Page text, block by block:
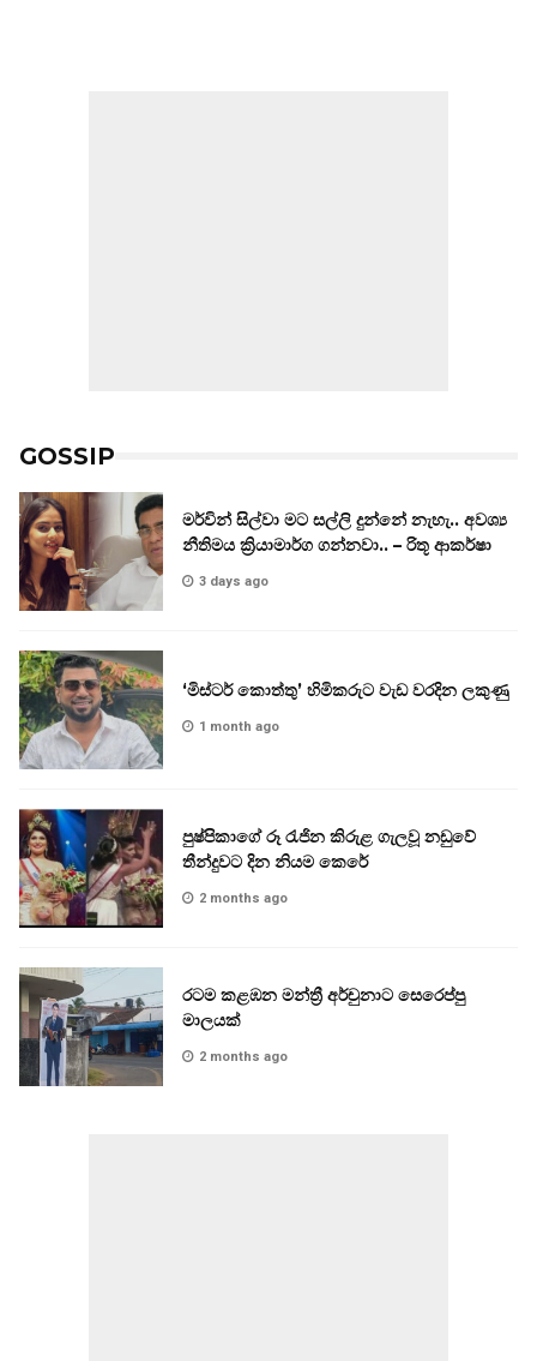
GOSSIP
මර්වින් සිල්වා මට සල්ලි දුන්නේ නැහැ.. අවශ්‍ය
නීතිමය ක්‍රියාමාර්ග ගන්නවා.. – රිතූ ආකර්ෂා
3 days ago
‘මිස්ටර් කොත්තු’ හිමිකරුට වැඩ වරදින ලකුණු
1 month ago
පුෂ්පිකාගේ රූ රැජින කිරුළ ගැලවූ නඩුවේ
තීන්දුවට දින නියම කෙරේ
2 months ago
රටම කළඹන මන්ත්‍රී අර්චුනාට සෙරෙප්පු
මාලයක්
2 months ago